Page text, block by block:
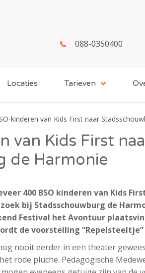
088-0350400
Locaties Tarieven
kinderen van Kids First naar
van Kids First
de Harmonie
400 BSO kinderen van Kids
bij Stadsschouwburg de
Festival het Avontuur
de voorstelling
nooit eerder in een theater
rode pluche. Pedagogische